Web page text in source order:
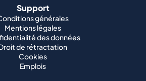
Support
générales
Mentions légales
des données
de rétractation
Cookies
Emplois